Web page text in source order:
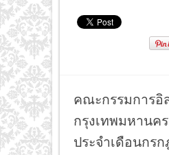
คณะกรรมการอิ
กรุงเทพมหานค
ประจำเดือนกร